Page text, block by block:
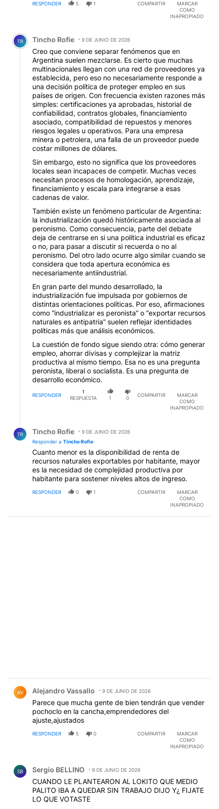
320.305 millones, últimos datos oficiales del INDEC.
Por su parte, la DEUDA PUBLICA BRUTA TOTAL del
RELATO !!! Lo seria si pagamos los compromisos con
recursos genuinos Y NO PIDIENDO PLATA PRESTADA
RESPONDER 5 1 COMPARTIR
MARCAR
COMO
INAPROPIADO
Comentario de Tincho Rofie.
TR Tincho Rofie 9 DE JUNIO DE 2026
Creo que conviene separar fenómenos que en
Argentina suelen mezclarse. Es cierto que muchas
multinacionales llegan con una red de proveedores ya
establecida, pero eso no necesariamente responde a
una decisión política de proteger empleo en sus
países de origen. Con frecuencia existen razones más
simples: certificaciones ya aprobadas, historial de
confiabilidad, contratos globales, financiamiento
asociado, compatibilidad de repuestos y menores
riesgos legales u operativos. Para una empresa
minera o petrolera, una falla de un proveedor puede
costar millones de dólares.
Sin embargo, esto no significa que los proveedores
locales sean incapaces de competir. Muchas veces
necesitan procesos de homologación, aprendizaje,
financiamiento y escala para integrarse a esas
cadenas de valor.
También existe un fenómeno particular de Argentina:
la industrialización quedó históricamente asociada al
peronismo. Como consecuencia, parte del debate
deja de centrarse en si una política industrial es eficaz
o no, para pasar a discutir si recuerda o no al
peronismo. Del otro lado ocurre algo similar cuando se
considera que toda apertura económica es
necesariamente antiindustrial.
En gran parte del mundo desarrollado, la
industrialización fue impulsada por gobiernos de
distintas orientaciones políticas. Por eso, afirmaciones
como “industrializar es peronista” o “exportar recursos
naturales es antipatria” suelen reflejar identidades
políticas más que análisis económicos.
La cuestión de fondo sigue siendo otra: cómo generar
empleo, ahorrar divisas y complejizar la matriz
productiva al mismo tiempo. Esa no es una pregunta
peronista, liberal o socialista. Es una pregunta de
desarrollo económico.
RESPONDER
1
RESPUESTA
1 0
COMPARTIR
MARCAR
COMO
INAPROPIADO
TR Tincho Rofie
9 DE JUNIO DE 2026
Responder a Tincho Rofie
Cuanto menor es la disponibilidad de renta de
recursos naturales exportables por habitante, mayor
es la necesidad de complejidad productiva por
habitante para sostener niveles altos de ingreso.
RESPONDER 0 1 COMPARTIR
MARCAR
COMO
INAPROPIADO
AV Alejandro Vassallo 9 DE JUNIO DE 2026
Parece que mucha gente de bien tendrán que vender
pochoclo en la cancha,emprendedores del
ajuste,ajustados
RESPONDER 5 0 COMPARTIR
MARCAR
COMO
INAPROPIADO
SB Sergio BELLINO 9 DE JUNIO DE 2026
CUANDO LE PLANTEARON AL LOKITO QUE MEDIO
PALITO IBA A QUEDAR SIN TRABAJO DIJO Y¿ FIJATE
LO QUE VOTASTE